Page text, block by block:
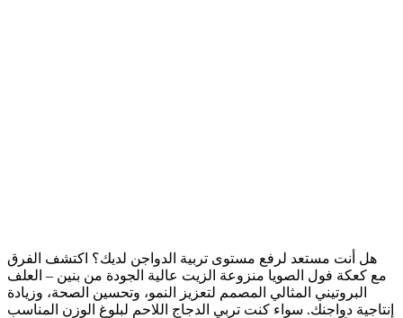
هل أنت مستعد لرفع مستوى تربية الدواجن لديك؟ اكتشف الفرق
مع كعكة فول الصويا منزوعة الزيت عالية الجودة من بنين – العلف
البروتيني المثالي المصمم لتعزيز النمو، وتحسين الصحة، وزيادة
إنتاجية دواجنك. سواء كنت تربي الدجاج اللاحم لبلوغ الوزن المناسب